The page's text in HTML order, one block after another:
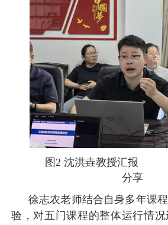
图2 沈洪垚教授汇
分享
徐志农老师结合自身多年课
验，对五门课程的整体运行情